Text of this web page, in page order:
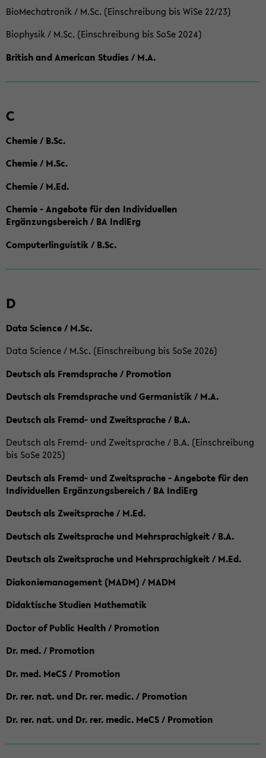
BioMechatronik / M.Sc. (Einschreibung bis WiSe 22/23)
Biophysik / M.Sc. (Einschreibung bis SoSe 2024)
British and American Studies / M.A.
C
Chemie / B.Sc.
Chemie / M.Sc.
Chemie / M.Ed.
Chemie - Angebote für den Individuellen
Ergänzungsbereich / BA IndiErg
Computerlinguistik / B.Sc.
D
Data Science / M.Sc.
Data Science / M.Sc. (Einschreibung bis SoSe 2026)
Deutsch als Fremdsprache / Promotion
Deutsch als Fremdsprache und Germanistik / M.A.
Deutsch als Fremd- und Zweitsprache / B.A.
Deutsch als Fremd- und Zweitsprache / B.A. (Einschreibung
bis SoSe 2025)
Deutsch als Fremd- und Zweitsprache - Angebote für den
Individuellen Ergänzungsbereich / BA IndiErg
Deutsch als Zweitsprache / M.Ed.
Deutsch als Zweitsprache und Mehrsprachigkeit / B.A.
Deutsch als Zweitsprache und Mehrsprachigkeit / M.Ed.
Diakoniemanagement (MADM) / MADM
Didaktische Studien Mathematik
Doctor of Public Health / Promotion
Dr. med. / Promotion
Dr. med. MeCS / Promotion
Dr. rer. nat. und Dr. rer. medic. / Promotion
Dr. rer. nat. und Dr. rer. medic. MeCS / Promotion